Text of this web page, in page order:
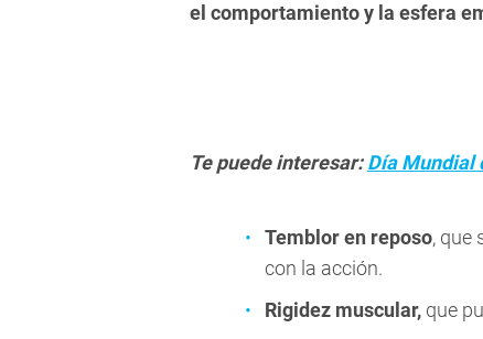
el comportamiento y la esfera
Te puede interesar:Día Mundial
Temblor en reposo, que
con la acción.
Rigidez muscular, que